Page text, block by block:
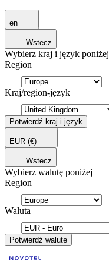
en
Wstecz
Wybierz kraj i język poniżej
Region
Kraj/region-język
Potwierdź kraj i język
EUR (€)
Wstecz
Wybierz walutę poniżej
Region
Waluta
Potwierdź walutę